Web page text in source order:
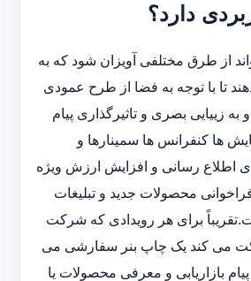
دارد؟
از طرق مختلفی آویزان شود که به
تا با توجه به فضا از طرح عمودی
به زییایی بصری و تاثیرگذاری پیام
ها کنفرانس ها سمینارها و
اطلاع رسانی و افزایش ارزش ویژه
فراخوانی محصولات جدید و تبلیغات
برای هر رویدادی که شرکت
می کند یک چاپ بنر سفارشی می
پیام بازاریابی و معرفی محصولات یا